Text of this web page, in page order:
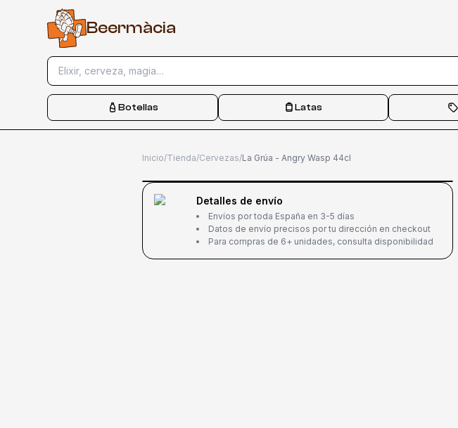
Beermàcia
Elixir, cerveza, magia…
Botellas Latas
Inicio/Tienda/Cervezas/La Grúa - Angry Wasp 44cl
Detalles de envío
Envíos por toda España en 3-5 días
Datos de envío precisos por tu dirección en checkout
Para compras de 6+ unidades, consulta disponibilidad